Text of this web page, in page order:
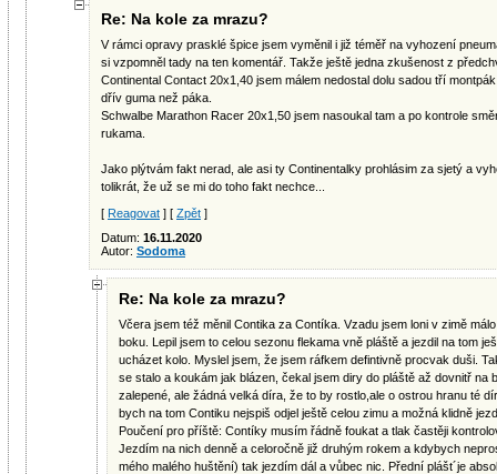
Re: Na kole za mrazu?
V rámci opravy prasklé špice jsem vyměnil i již téměř na vyhození
si vzpomněl tady na ten komentář. Takže ještě jedna zkušenost z
Continental Contact 20x1,40 jsem málem nedostal dolu sadou tří
dřív guma než páka.
Schwalbe Marathon Racer 20x1,50 jsem nasoukal tam a po kontrole
rukama.
Jako plýtvám fakt nerad, ale asi ty Continentalky prohlásim za sjetý a
tolikrát, že už se mi do toho fakt nechce...
[ Reagovat ] [ Zpět ]
Datum: 16.11.2020
Autor: Sodoma
Re: Na kole za mrazu?
Včera jsem též měnil Contika za Contíka. Vzadu jsem loni v zimě
boku. Lepil jsem to celou sezonu flekama vně pláště a jezdil na tom
ucházet kolo. Myslel jsem, že jsem ráfkem defintivně procvak duši.
se stalo a koukám jak blázen, čekal jsem diry do pláště až dovnitř na
zalepené, ale žádná velká díra, že to by rostlo,ale o ostrou hranu té
bych na tom Contiku nejspiš odjel ještě celou zimu a možná klidně
Poučení pro příště: Contíky musím řádně foukat a tlak častěji
Jezdím na nich denně a celoročně již druhým rokem a kdybych
mého malého huštění) tak jezdím dál a vůbec nic. Přední plášt´je